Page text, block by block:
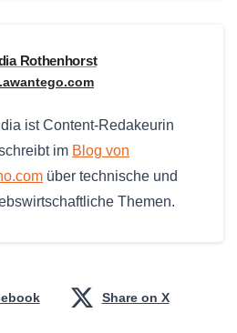
Rothenhorst
ist Content-Redakeurin
im Blog von
über technische und
Themen.
Share on X